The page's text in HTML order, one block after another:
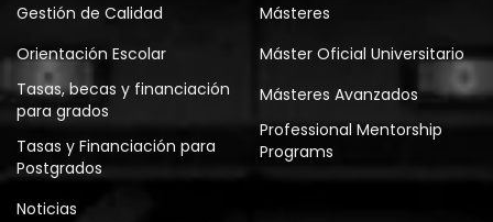
Gestión de Calidad
Orientación Escolar
Tasas, becas y financiación
para grados
Tasas y Financiación para
Postgrados
Másteres
Máster Oficial Universitario
Másteres Avanzados
Professional Mentorship
Programs
Noticias